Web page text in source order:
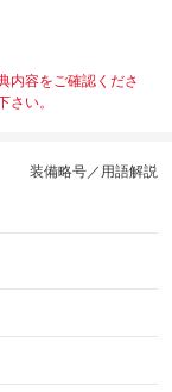
内容をご確認くださ
さい。
装備略号／用語解説